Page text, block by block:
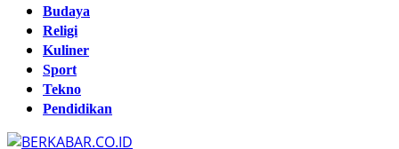
Budaya
Religi
Kuliner
Sport
Tekno
Pendidikan